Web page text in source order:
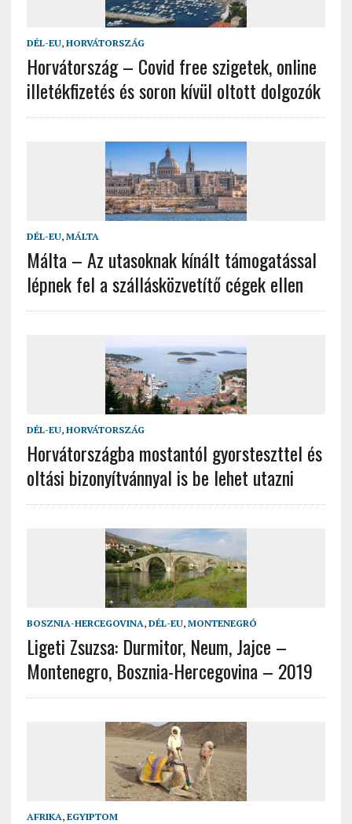
DÉL-EU, HORVÁTORSZÁG
Horvátország – Covid free szigetek, online
illetékfizetés és soron kívül oltott dolgozók
DÉL-EU, MÁLTA
Málta – Az utasoknak kínált támogatással
lépnek fel a szállásközvetítő cégek ellen
DÉL-EU, HORVÁTORSZÁG
Horvátországba mostantól gyorsteszttel és
oltási bizonyítvánnyal is be lehet utazni
BOSZNIA-HERCEGOVINA, DÉL-EU, MONTENEGRÓ
Ligeti Zsuzsa: Durmitor, Neum, Jajce –
Montenegro, Bosznia-Hercegovina – 2019
AFRIKA, EGYIPTOM